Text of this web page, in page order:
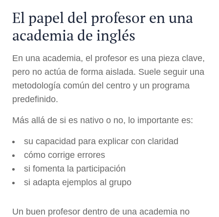
El papel del profesor en una
academia de inglés
En una academia, el profesor es una pieza clave,
pero no actúa de forma aislada. Suele seguir una
metodología común del centro y un programa
predefinido.
Más allá de si es nativo o no, lo importante es:
su capacidad para explicar con claridad
cómo corrige errores
si fomenta la participación
si adapta ejemplos al grupo
Un buen profesor dentro de una academia no